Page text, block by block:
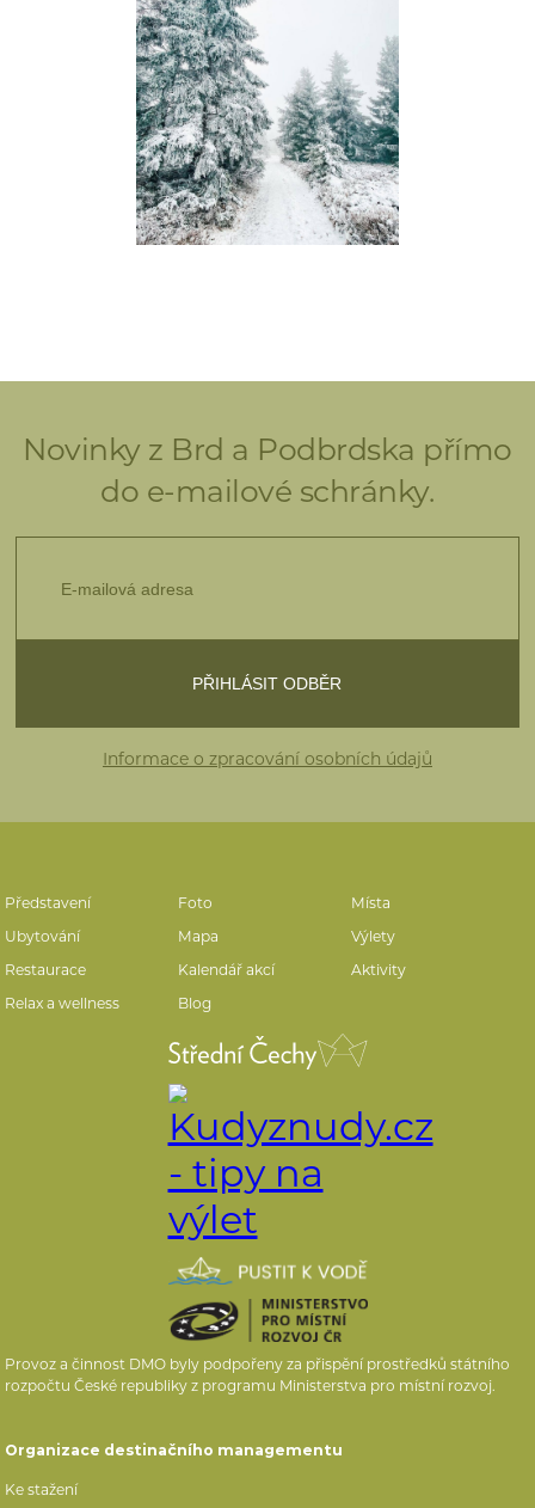
Novinky z Brd a Podbrdska přímo
do e-mailové schránky.
Informace o zpracování osobních údajů
Představení Foto
Místa
Ubytování
Mapa
Výlety
Restaurace
Kalendář akcí
Aktivity
Relax a wellness
Blog
Provoz a činnost DMO byly podpořeny za přispění prostředků státního
rozpočtu České republiky z programu Ministerstva pro místní rozvoj.
Organizace destinačního managementu
Ke stažení